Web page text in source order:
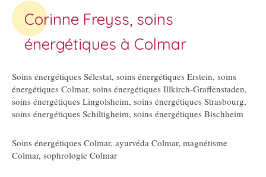
Corinne Freyss, soins
énergétiques à Colmar
Soins énergétiques Sélestat, soins énergétiques Erstein, soins
énergétiques Colmar, soins énergétiques Illkirch-Graffenstaden,
soins énergétiques Lingolsheim, soins énergétiques Strasbourg,
soins énergétiques Schiltigheim, soins énergétiques Bischheim
Soins énergétiques Colmar, ayurvéda Colmar, magnétisme
Colmar, sophrologie Colmar